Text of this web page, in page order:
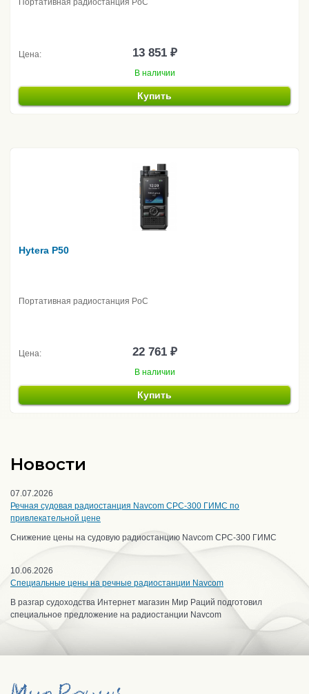
Портативная радиостанция PoC
Цена: 13 851 ₽
В наличии
Купить
Hytera P50
Портативная радиостанция PoC
Цена: 22 761 ₽
В наличии
Купить
Новости
07.07.2026
Речная судовая радиостанция Navcom CPC-300 ГИМС по
привлекательной цене
Снижение цены на судовую радиостанцию Navcom CPC-300 ГИМС
10.06.2026
Специальные цены на речные радиостанции Navcom
В разгар судоходства Интернет магазин Мир Раций подготовил
специальное предложение на радиостанции Navcom